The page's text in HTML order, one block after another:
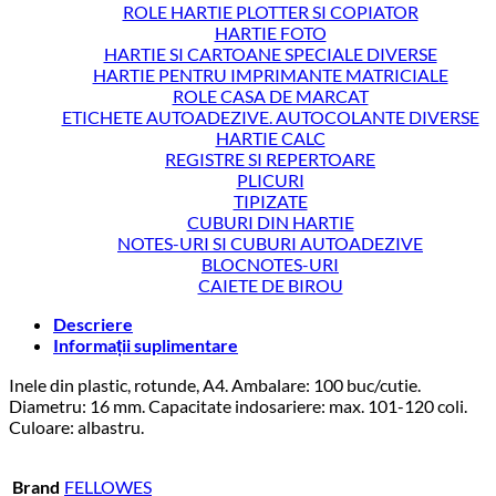
ROLE HARTIE PLOTTER SI COPIATOR
HARTIE FOTO
HARTIE SI CARTOANE SPECIALE DIVERSE
HARTIE PENTRU IMPRIMANTE MATRICIALE
ROLE CASA DE MARCAT
ETICHETE AUTOADEZIVE. AUTOCOLANTE DIVERSE
HARTIE CALC
REGISTRE SI REPERTOARE
PLICURI
TIPIZATE
CUBURI DIN HARTIE
NOTES-URI SI CUBURI AUTOADEZIVE
BLOCNOTES-URI
CAIETE DE BIROU
Descriere
Informații suplimentare
Inele din plastic, rotunde, A4. Ambalare: 100 buc/cutie.
Diametru: 16 mm. Capacitate indosariere: max. 101-120 coli.
Culoare: albastru.
Brand FELLOWES